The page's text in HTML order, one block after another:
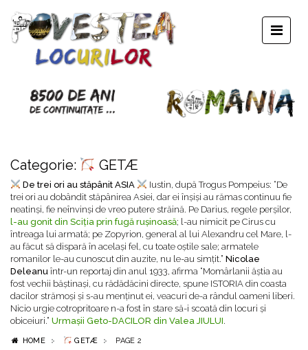
Categorie: GETÆ
De trei ori au stăpânit ASIA
Iustin, după Trogus Pompeius: “De
trei ori au dobândit stăpânirea Asiei, dar ei înșiși au rămas continuu fie
neatinși, fie neînvinși de vreo putere străină. Pe Darius, regele perșilor,
l-au gonit din Sciția prin fugă rușinoasă; l-au nimicit pe Cirus cu
întreaga lui armată; pe Zopyrion, general al lui Alexandru cel Mare, l-
au făcut să dispară în același fel, cu toate oștile sale; armatele
romanilor le-au cunoscut din auzite, nu le-au simțit.” Nicolae
Deleanu într-un reportaj din anul 1933, afirma “Momârlanii ăștia au
fost vechii băștinași, cu rădădăcini directe, spune ISTORIA din coasta
dacilor strămoși și s-au menținut ei, veacuri de-a rândul oameni liberi.
Nicio urgie cotropritoare n-a fost în stare să-i scoată din locuri și
obiceiuri.” Urmașii Geto-DACILOR din Valea JIULUI.
HOME GETÆ PAGE 2